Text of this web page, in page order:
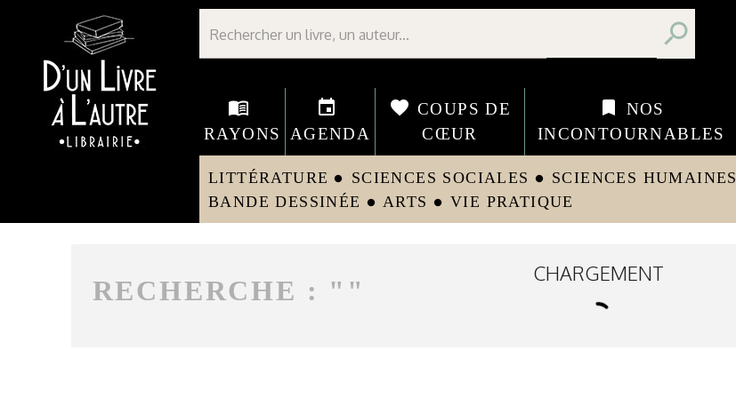
Librairie D'un livre à l'autre - Avranches
search
menu_book
RAYONS
event
AGENDA
favorite COUPS DE
CŒUR
bookmark
NOS
INCONTOURNABLES
LITTÉRATURE circle SCIENCES SOCIALES circle SCIENCES HUMAINES
BANDE DESSINÉE circle ARTS circle VIE PRATIQUE
RECHERCHE : " "
CHARGEMENT